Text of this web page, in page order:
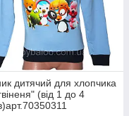
дитячий для хлопчика
(від 1 до 4